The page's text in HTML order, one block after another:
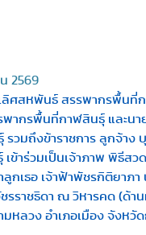
2569
ลิศสหพันธ์ สรรพากรพื้นที่
พากรพื้นที่กาฬสินธุ์ และนา
รวมถึงข้าราชการ ลูกจ้าง
ข้าร่วมเป็นเจ้าภาพ พิธีส
ลูกเธอ เจ้าฟ้าพัชรกิติยาภ
รราชธิดา ณ วิหารคด (ด้า
มหลวง อำเภอเมือง จังหวั